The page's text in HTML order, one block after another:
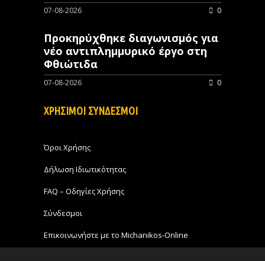
07-08-2026 0
Προκηρύχθηκε διαγωνισμός για
νέo αντιπλημμυρικό έργο στη
Φθιώτιδα
07-08-2026 0
ΧΡΗΣΙΜΟΙ ΣΥΝΔΕΣΜΟΙ
Όροι Χρήσης
Δήλωση Ιδιωτικότητας
FAQ – Οδηγίες Χρήσης
Σύνδεσμοι
Επικοινωνήστε με το Michanikos-Online